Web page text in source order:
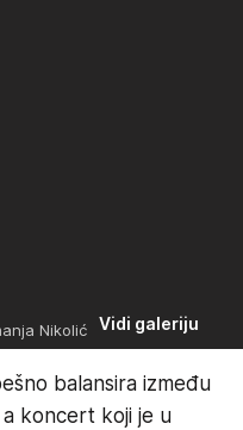
Vidi galeriju
Nikolić
balansira između
koncert koji je u